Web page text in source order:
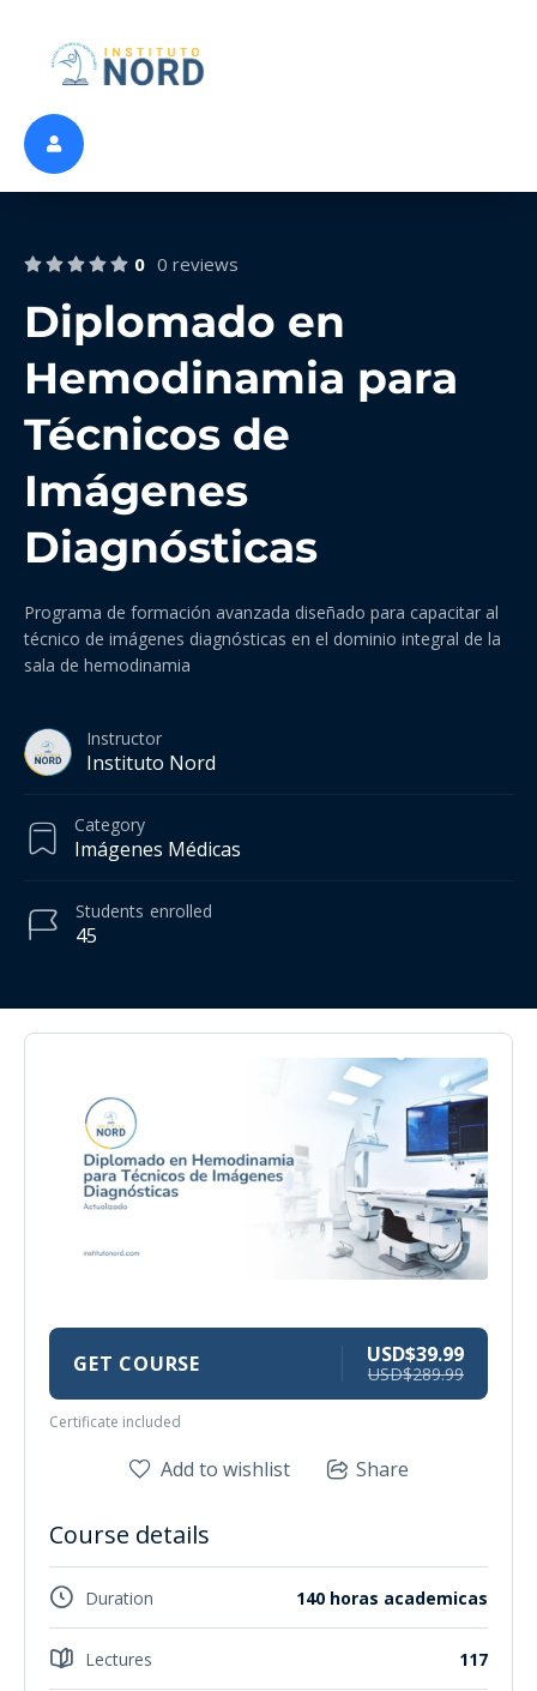
0 0 reviews
Diplomado en
Hemodinamia para
Técnicos de
Imágenes
Diagnósticas
Programa de formación avanzada diseñado para capacitar al
técnico de imágenes diagnósticas en el dominio integral de la
sala de hemodinamia
Instructor
Instituto Nord
Category
Imágenes Médicas
45
Students enrolled
GET COURSE USD$39.99
USD$289.99
Certificate included
Add to wishlist Share
Course details
Duration 140 horas academicas
Lectures 117